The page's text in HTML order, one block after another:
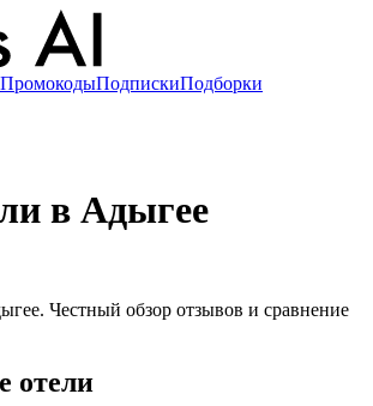
ПромокодыПодпискиПодборки
в Адыгее
Честный обзор отзывов и сравнение
отели